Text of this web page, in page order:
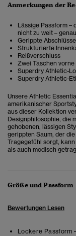
Anmerkungen der
Lässige Passform –
nicht zu weit –
Gerippte
Strukturierte
Reißverschluss
Zwei Taschen vorne
Superdry Athletic-
Superdry Athletic-
Unsere Athletic
amerikanischer
aus dieser Kollektion
Designphilosophie, die
gehobenen, lässigen
gerippten Saum, der
Tragegefühl sorgt,
als auch modisch
Größe und Passform
Bewertungen Lesen
Lockere Passform